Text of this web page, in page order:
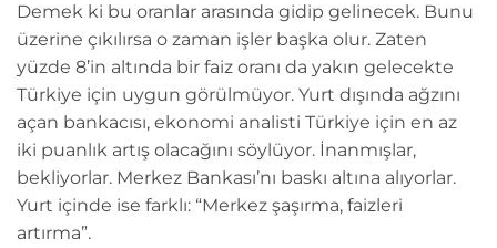
Demek ki bu oranlar arasında gidip gelinecek. Bunu
üzerine çıkılırsa o zaman işler başka olur. Zaten
yüzde 8’in altında bir faiz oranı da yakın gelecekte
Türkiye için uygun görülmüyor. Yurt dışında ağzını
açan bankacısı, ekonomi analisti Türkiye için en az
iki puanlık artış olacağını söylüyor. İnanmışlar,
bekliyorlar. Merkez Bankası’nı baskı altına alıyorlar.
Yurt içinde ise farklı: “Merkez şaşırma, faizleri
artırma”.